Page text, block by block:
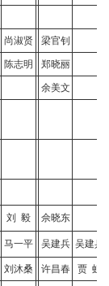
尚淑贤 梁官钊
陈志明 郑晓丽
余美文
刘 毅 佘晓东
马一平 吴建兵 吴建兵
刘沐桑 许昌春 贾 虹